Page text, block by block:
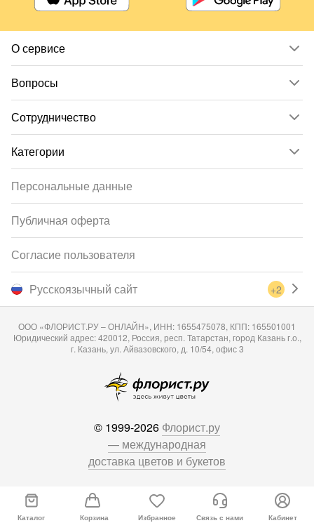
О сервисе
Вопросы
Сотрудничество
Категории
Русскоязычный сайт +2
Персональные данные
Публичная оферта
Согласие пользователя
ООО «ФЛОРИСТ.РУ – ОНЛАЙН», ИНН: 1655475078, КПП: 165501001
Юридический адрес: 420012, Россия, респ. Татарстан, город Казань г.о.,
г. Казань, ул. Айвазовского, д. 10/54, офис 3
© 1999-2026 Флорист.ру
— международная
доставка цветов и букетов
Каталог Корзина Избранное Связь с нами Кабинет